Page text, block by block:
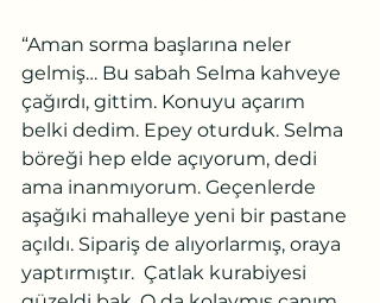
“Aman sorma başlarına neler
gelmiş… Bu sabah Selma kahveye
çağırdı, gittim. Konuyu açarım
belki dedim. Epey oturduk. Selma
böreği hep elde açıyorum, dedi
ama inanmıyorum. Geçenlerde
aşağıki mahalleye yeni bir pastane
açıldı. Sipariş de alıyorlarmış, oraya
yaptırmıştır.  Çatlak kurabiyesi